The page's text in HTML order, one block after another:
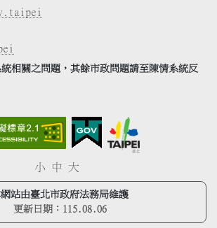
相關之問題，其餘市政問題請至陳情系統反
小 中 大
站由臺北市政府法務局維護
更新日期： 115.08.06